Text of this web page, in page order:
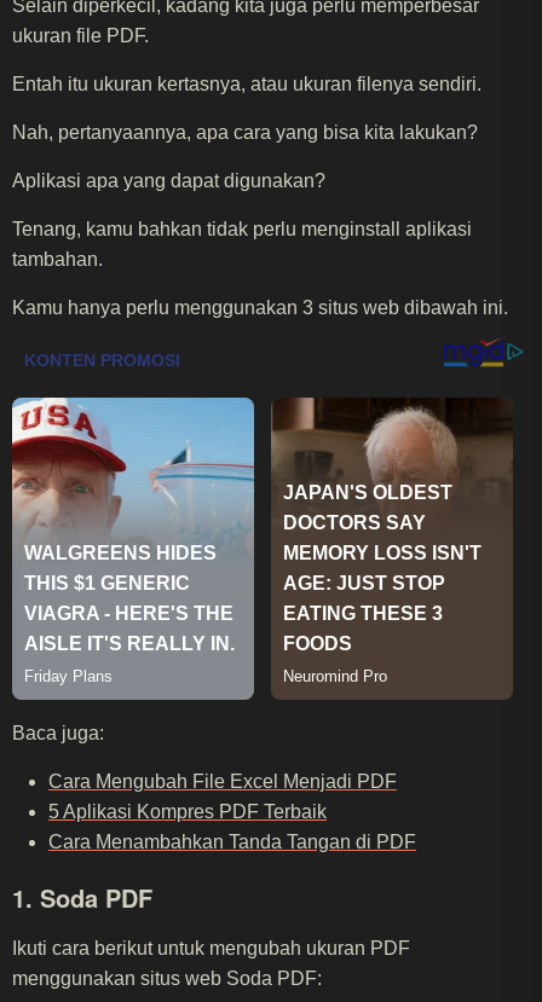
Selain diperkecil, kadang kita juga perlu memperbesar
ukuran file PDF.
Entah itu ukuran kertasnya, atau ukuran filenya sendiri.
Nah, pertanyaannya, apa cara yang bisa kita lakukan?
Aplikasi apa yang dapat digunakan?
Tenang, kamu bahkan tidak perlu menginstall aplikasi
tambahan.
Kamu hanya perlu menggunakan 3 situs web dibawah ini.
Baca juga:
Cara Mengubah File Excel Menjadi PDF
5 Aplikasi Kompres PDF Terbaik
Cara Menambahkan Tanda Tangan di PDF
1. Soda PDF
Ikuti cara berikut untuk mengubah ukuran PDF
menggunakan situs web Soda PDF: